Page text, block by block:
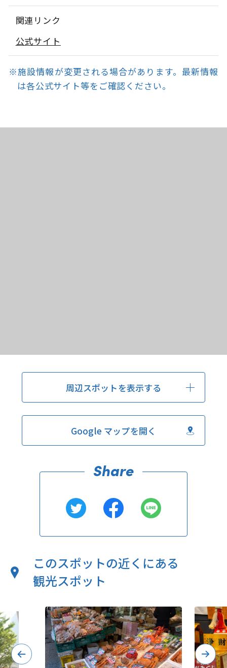
関連リンク
公式サイト
※施設情報が変更される場合があります。最新情報
は各公式サイト等をご確認ください。
周辺スポットを表示する
Google マップを開く
このスポットの近くにある
観光スポット